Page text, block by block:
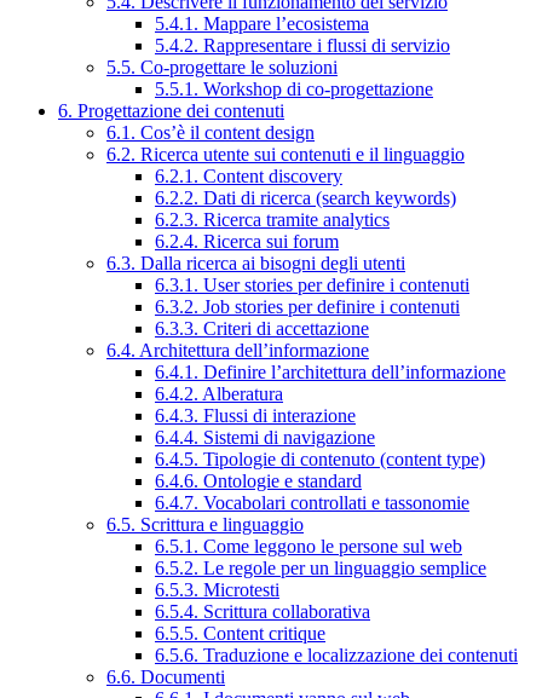
5.4.1. Mappare l’ecosistema
5.4.2. Rappresentare i flussi di servizio
5.5. Co-progettare le soluzioni
5.5.1. Workshop di co-progettazione
6. Progettazione dei contenuti
6.1. Cos’è il content design
6.2. Ricerca utente sui contenuti e il linguaggio
6.2.1. Content discovery
6.2.2. Dati di ricerca (search keywords)
6.2.3. Ricerca tramite analytics
6.2.4. Ricerca sui forum
6.3. Dalla ricerca ai bisogni degli utenti
6.3.1. User stories per definire i contenuti
6.3.2. Job stories per definire i contenuti
6.3.3. Criteri di accettazione
6.4. Architettura dell’informazione
6.4.1. Definire l’architettura dell’informazione
6.4.2. Alberatura
6.4.3. Flussi di interazione
6.4.4. Sistemi di navigazione
6.4.5. Tipologie di contenuto (content type)
6.4.6. Ontologie e standard
6.4.7. Vocabolari controllati e tassonomie
6.5. Scrittura e linguaggio
6.5.1. Come leggono le persone sul web
6.5.2. Le regole per un linguaggio semplice
6.5.3. Microtesti
6.5.4. Scrittura collaborativa
6.5.5. Content critique
6.5.6. Traduzione e localizzazione dei contenuti
6.6. Documenti